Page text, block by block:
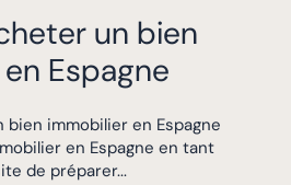
un bien
Espagne
bien immobilier en Espagne
en Espagne en tant
de préparer...